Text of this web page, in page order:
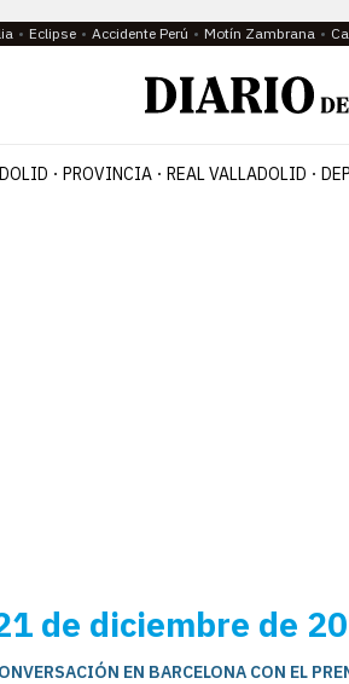
Eclipse Accidente Perú Motín Zambrana
PROVINCIA REAL VALLADOLID
de diciembre de
EN BARCELONA CON EL